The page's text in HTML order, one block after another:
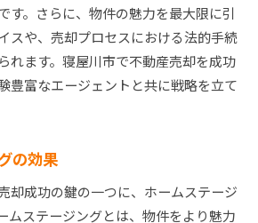
す。さらに、物件の魅力を最大限に引
スや、売却プロセスにおける法的手続
れます。寝屋川市で不動産売却を成功
豊富なエージェントと共に戦略を立て
の効果
却成功の鍵の一つに、ホームステージ
ムステージングとは、物件をより魅力